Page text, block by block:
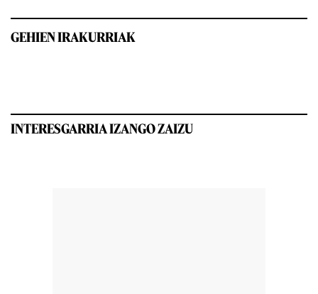
GEHIEN IRAKURRIAK
INTERESGARRIA IZANGO ZAIZU